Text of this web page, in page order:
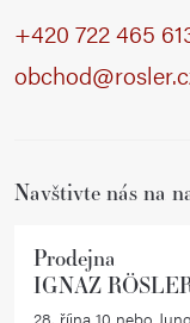
+420 722 465
Navštivte nás na
Prodejna
IGNAZ
28. října 10 nebo